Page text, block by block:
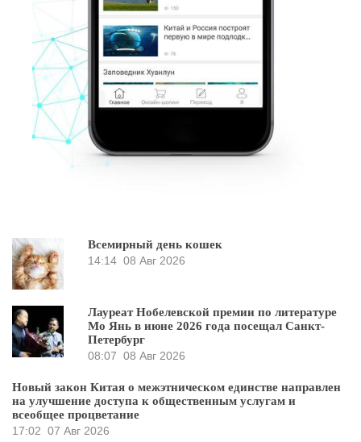
Всемирный день кошек
14:14 08 Авг 2026
Лауреат Нобелевской премии по литературе
Мо Янь в июне 2026 года посещал Санкт-
Петербург
08:07 08 Авг 2026
Новый закон Китая о межэтническом единстве направлен
на улучшение доступа к общественным услугам и
всеобщее процветание
17:02 07 Авг 2026